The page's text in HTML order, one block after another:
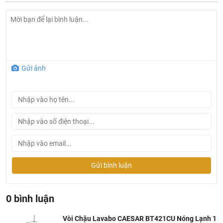
Xi mạ 3 lớp độc quyền, luôn đẹp như mới
sinhKhali Nguyen
Gửi ảnh
Gửi bình luận
0 bình luận
Vòi Chậu Lavabo CAESAR BT421CU Nóng Lạnh 1